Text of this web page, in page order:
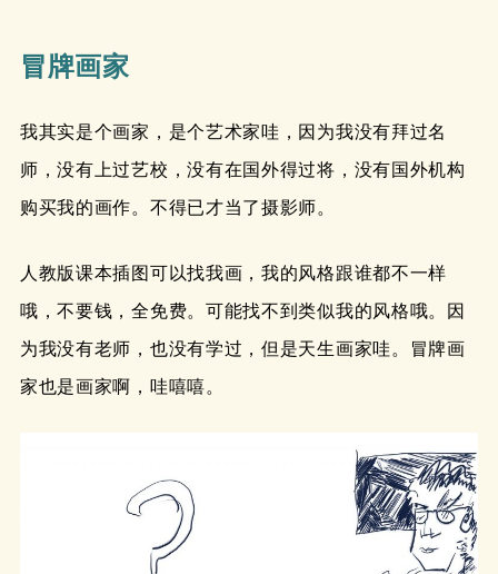
冒牌画家
我其实是个画家，是个艺术家哇，因为我没有拜过名
师，没有上过艺校，没有在国外得过将，没有国外机构
购买我的画作。不得已才当了摄影师。
人教版课本插图可以找我画，我的风格跟谁都不一样
哦，不要钱，全免费。可能找不到类似我的风格哦。因
为我没有老师，也没有学过，但是天生画家哇。冒牌画
家也是画家啊，哇嘻嘻。